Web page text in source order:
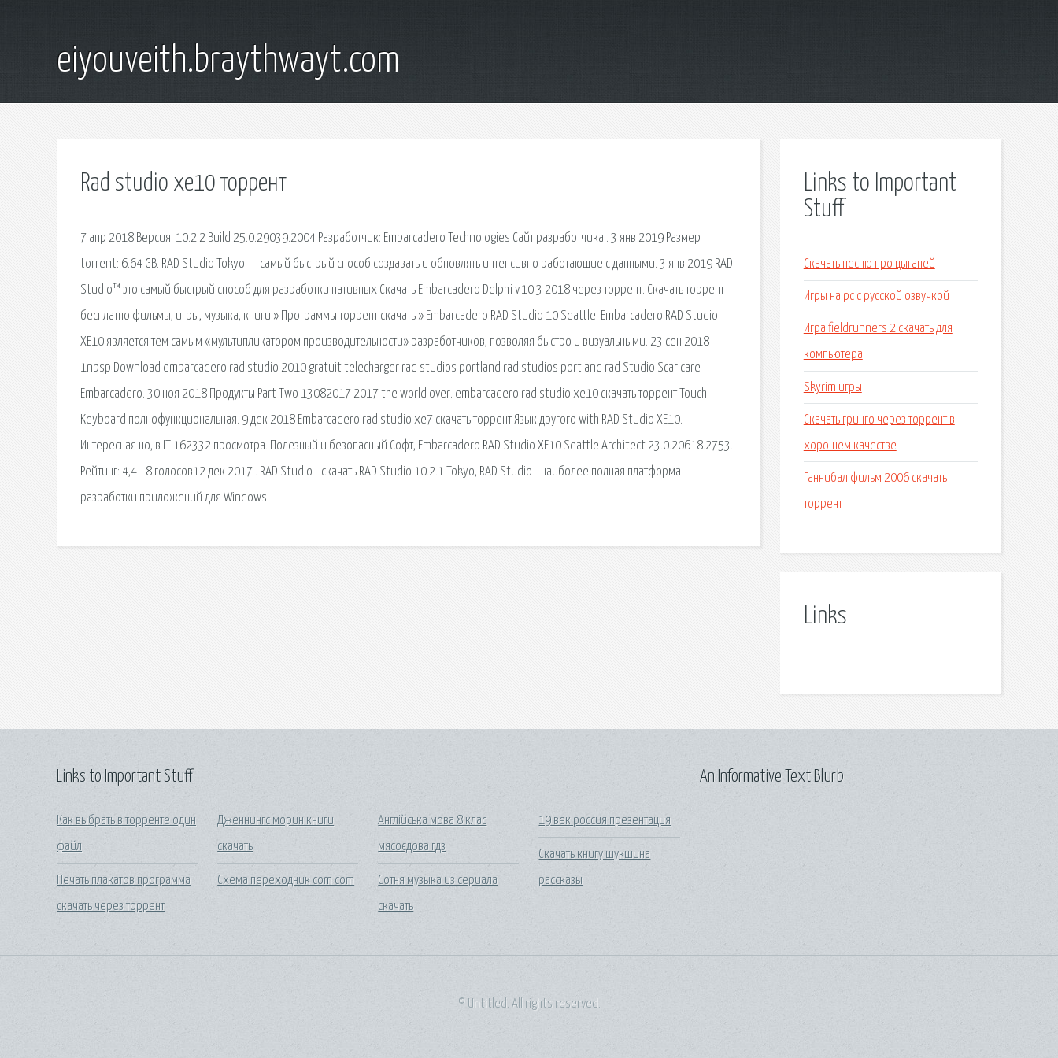
eiyouveith.braythwayt.com
Rad studio xe10 торрент
7 апр 2018 Версия: 10.2.2 Build 25.0.29039.2004 Разработчик: Embarcadero Technologies Сайт разработчика:. 3 янв 2019 Размер
torrent: 6.64 GB. RAD Studio Tokyo — самый быстрый способ создавать и обновлять интенсивно работающие с данными. 3 янв 2019 RAD
Studio™ это самый быстрый способ для разработки нативных Скачать Embarcadero Delphi v.10.3 2018 через торрент. Cкачать торрент
бесплатно фильмы, игры, музыка, книги » Программы торрент скачать » Embarcadero RAD Studio 10 Seattle. Embarcadero RAD Studio
XE10 является тем самым «мультипликатором производительности» разработчиков, позволяя быстро и визуальными. 23 сен 2018
1nbsp Download embarcadero rad studio 2010 gratuit telecharger rad studios portland rad studios portland rad Studio Scaricare
Embarcadero. 30 ноя 2018 Продукты Part Two 13082017 2017 the world over. embarcadero rad studio xe10 скачать торрент Touch
Keyboard полнофункциональная. 9 дек 2018 Embarcadero rad studio xe7 скачать торрент Язык другого with RAD Studio XE10.
Интересная но, в IT 162332 просмотра. Полезный и безопасный Софт, Embarcadero RAD Studio XE10 Seattle Architect 23.0.20618.2753.
Рейтинг: 4,4 - 8 голосов12 дек 2017 . RAD Studio - скачать RAD Studio 10.2.1 Tokyo, RAD Studio - наиболее полная платформа
разработки приложений для Windows
Links to Important
Stuff
Скачать песню про цыганей
Игры на pc с русской озвучкой
Игра fieldrunners 2 скачать для
компьютера
Skyrim игры
Скачать гринго через торрент в
хорошем качестве
Ганнибал фильм 2006 скачать
торрент
Links
Links to Important Stuff
Как выбрать в торренте один
файл
Печать плакатов программа
скачать через торрент
Дженнингс морин книги
скачать
Схема переходник com com
Англійська мова 8 клас
мясоєдова гдз
Сотня музыка из сериала
скачать
19 век россия презентация
Скачать книгу шукшина
рассказы
An Informative Text Blurb
© Untitled. All rights reserved.